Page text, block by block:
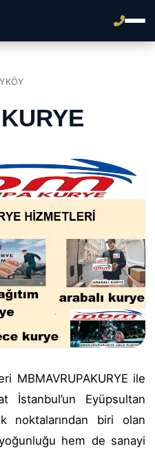
MBMAVRUPAKURYE ile
İstanbul’un Eyüpsultan
noktalarından biri olan
hem de sanayi